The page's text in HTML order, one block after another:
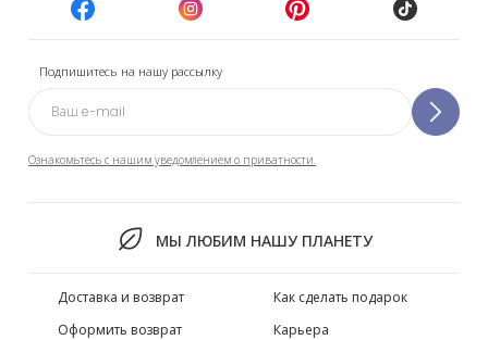
Подпишитесь на нашу рассылку
Ознакомьтесь с нашим уведомлением о приватности.
МЫ ЛЮБИМ НАШУ ПЛАНЕТУ
Доставка и возврат
Оформить возврат
Как сделать подарок
Карьера